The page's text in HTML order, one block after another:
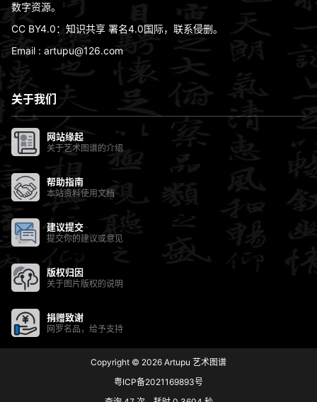
数字资源。
CC BY4.0：知识共享 署名4.0国际，联系侵删。
Email : artupu@126.com
关于我们
网站缘起
关于艺术图谱的介绍
帮助指南
本站资料使用文档
建议提交
提交你的建议或意见
版权归因
关于图片版权的说明
捐赠致谢
网罗名品，给予支持
Copyright © 2026 Artupu 艺术图谱
粤ICP备2021169893号